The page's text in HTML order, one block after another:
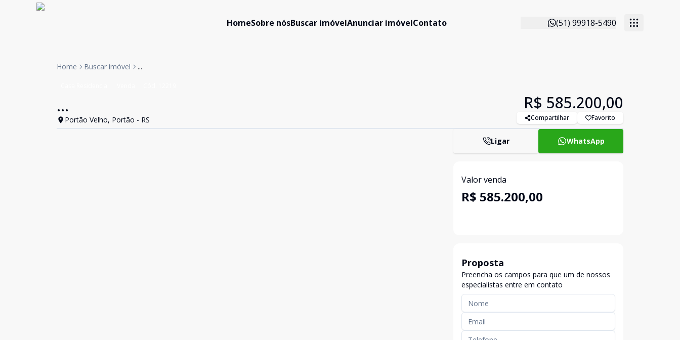
HomeSobre nósBuscar imóvelAnunciar imóvelContato (51) 99918-5490
Home Buscar imóvel ...
...
Portão Velho, Portão - RS
R$ 585.200,00
Compartilhar Favorito
Ligar WhatsApp
Valor venda
R$ 585.200,00
Proposta
Preencha os campos para que um de nossos
especialistas entre em contato